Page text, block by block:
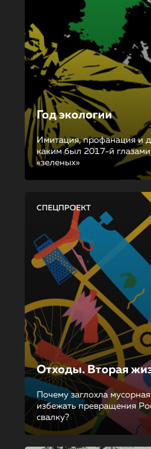
Год экологии
Имитация, профанация и
каким был 2017-й глазами
«зеленых»
СПЕЦПРОЕКТ
Отходы. Вторая
Почему заглохла
избежать превращения
свалку?